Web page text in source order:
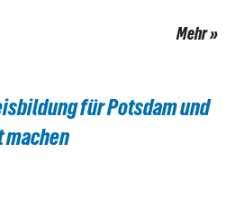
Mehr
für Potsdam und
machen